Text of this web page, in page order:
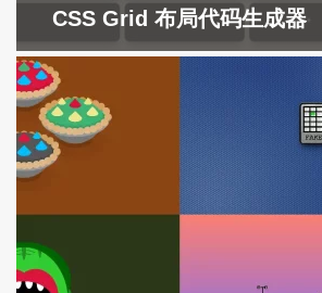
CSS Grid 布局代码生成器